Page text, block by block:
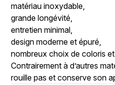
matériau inoxydable,
grande longévité,
entretien minimal,
design moderne et épuré,
nombreux choix de coloris
Contrairement à d’autres
rouille pas et conserve son